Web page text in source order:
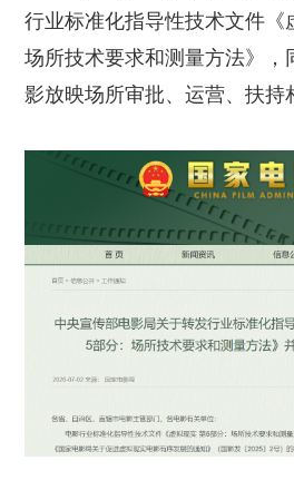
行业标准化指导性技术文件《
场所技术要求和测量方法》，
影放映场所审批、运营、扶持